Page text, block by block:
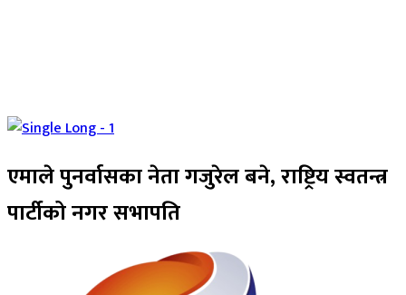
एमाले पुनर्वासका नेता गजुरेल बने, राष्ट्रिय स्वतन्त्र
पार्टीको नगर सभापति